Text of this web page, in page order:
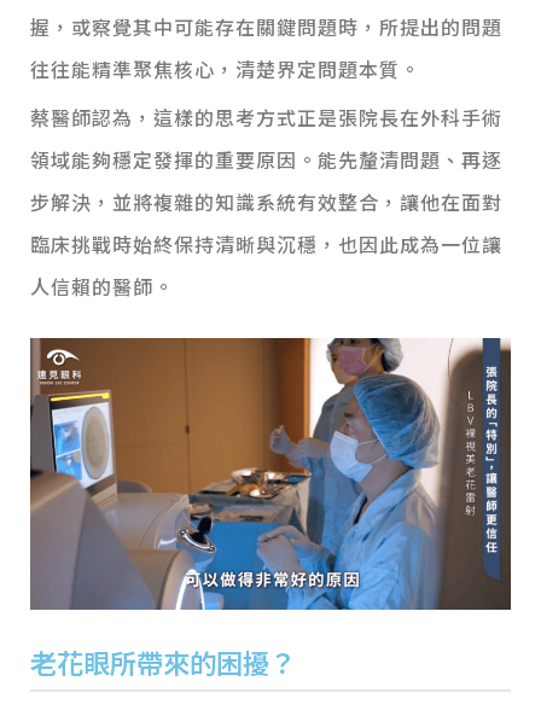
握，或察覺其中可能存在關鍵問題時，所提出的問題
往往能精準聚焦核心，清楚界定問題本質。
蔡醫師認為，這樣的思考方式正是張院長在外科手術
領域能夠穩定發揮的重要原因。能先釐清問題、再逐
步解決，並將複雜的知識系統有效整合，讓他在面對
臨床挑戰時始終保持清晰與沉穩，也因此成為一位讓
人信賴的醫師。
老花眼所帶來的困擾？